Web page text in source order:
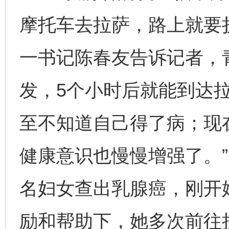
摩托车去拉萨，路上就
一书记陈春友告诉记者
发，5个小时后就能到达
至不知道自己得了病；
健康意识也慢慢增强了。
名妇女查出乳腺癌，刚
励和帮助下，她多次前